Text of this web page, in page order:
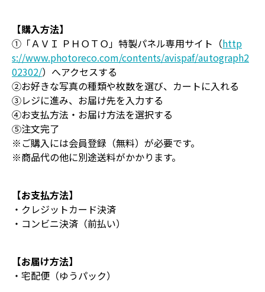
【購入方法】
①「ＡＶＩ ＰＨＯＴＯ」特製パネル専用サイト（http
s://www.photoreco.com/contents/avispaf/autograph2
02302/）へアクセスする
②お好きな写真の種類や枚数を選び、カートに入れる
③レジに進み、お届け先を入力する
④お支払方法・お届け方法を選択する
⑤注文完了
※ご購入には会員登録（無料）が必要です。
※商品代の他に別途送料がかかります。
【お支払方法】
・クレジットカード決済
・コンビニ決済（前払い）
【お届け方法】
・宅配便（ゆうパック）